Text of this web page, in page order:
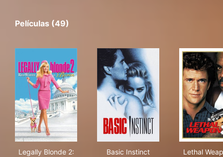
Películas (49)
Legally Blonde 2:
Basic Instinct
Lethal